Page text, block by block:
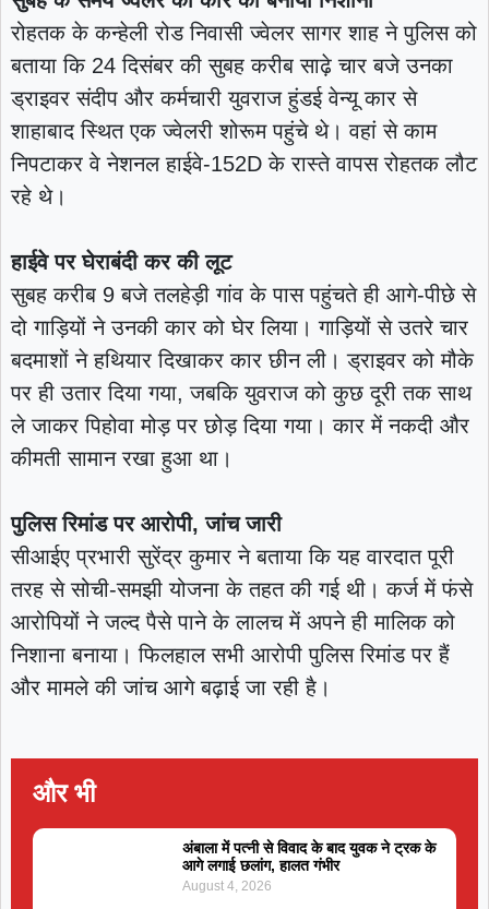
रोहतक के कन्हेली रोड निवासी ज्वेलर सागर शाह ने पुलिस को
बताया कि 24 दिसंबर की सुबह करीब साढ़े चार बजे उनका
ड्राइवर संदीप और कर्मचारी युवराज हुंडई वेन्यू कार से
शाहाबाद स्थित एक ज्वेलरी शोरूम पहुंचे थे। वहां से काम
निपटाकर वे नेशनल हाईवे-152D के रास्ते वापस रोहतक लौट
रहे थे।
हाईवे पर घेराबंदी कर की लूट
सुबह करीब 9 बजे तलहेड़ी गांव के पास पहुंचते ही आगे-पीछे से
दो गाड़ियों ने उनकी कार को घेर लिया। गाड़ियों से उतरे चार
बदमाशों ने हथियार दिखाकर कार छीन ली। ड्राइवर को मौके
पर ही उतार दिया गया, जबकि युवराज को कुछ दूरी तक साथ
ले जाकर पिहोवा मोड़ पर छोड़ दिया गया। कार में नकदी और
कीमती सामान रखा हुआ था।
पुलिस रिमांड पर आरोपी, जांच जारी
सीआईए प्रभारी सुरेंद्र कुमार ने बताया कि यह वारदात पूरी
तरह से सोची-समझी योजना के तहत की गई थी। कर्ज में फंसे
आरोपियों ने जल्द पैसे पाने के लालच में अपने ही मालिक को
निशाना बनाया। फिलहाल सभी आरोपी पुलिस रिमांड पर हैं
और मामले की जांच आगे बढ़ाई जा रही है।
और भी
अंबाला में पत्नी से विवाद के बाद युवक ने ट्रक के
आगे लगाई छलांग, हालत गंभीर
August 4, 2026